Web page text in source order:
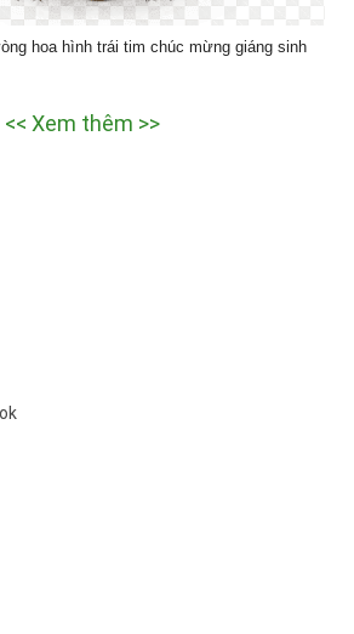
hoa hình trái tim chúc mừng giáng sinh
<< Xem thêm >>